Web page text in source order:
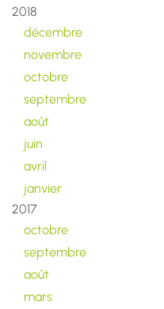
2018
décembre
novembre
octobre
septembre
août
juin
avril
janvier
2017
octobre
septembre
août
mars